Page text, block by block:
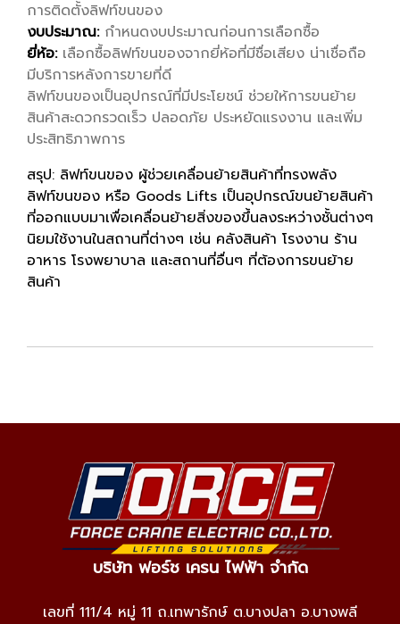
การติดตั้งลิฟท์ขนของ
งบประมาณ: กำหนดงบประมาณก่อนการเลือกซื้อ
ยี่ห้อ:เลือกซื้อลิฟท์ขนของจากยี่ห้อที่มีชื่อเสียง น่าเชื่อถือ
มีบริการหลังการขายที่ดี
ลิฟท์ขนของเป็นอุปกรณ์ที่มีประโยชน์ ช่วยให้การขนย้าย
สินค้าสะดวกรวดเร็ว ปลอดภัย ประหยัดแรงงาน และเพิ่ม
ประสิทธิภาพการ
สรุป: ลิฟท์ขนของ ผู้ช่วยเคลื่อนย้ายสินค้าที่ทรงพลัง
ลิฟท์ขนของ หรือ Goods Lifts เป็นอุปกรณ์ขนย้ายสินค้า
ที่ออกแบบมาเพื่อเคลื่อนย้ายสิ่งของขึ้นลงระหว่างชั้นต่างๆ
นิยมใช้งานในสถานที่ต่างๆ เช่น คลังสินค้า โรงงาน ร้าน
อาหาร โรงพยาบาล และสถานที่อื่นๆ ที่ต้องการขนย้าย
สินค้า
บริษัท ฟอร์ช เครน ไฟฟ้า จำกัด
เลขที่ 111/4 หมู่ 11 ถ.เทพารักษ์ ต.บางปลา อ.บางพลี